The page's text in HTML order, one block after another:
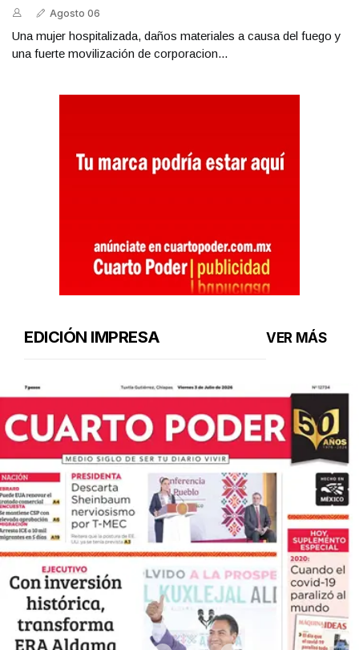
Agosto 06
Una mujer hospitalizada, daños materiales a causa del fuego y
una fuerte movilización de corporacion...
EDICIÓN IMPRESA VER MÁS